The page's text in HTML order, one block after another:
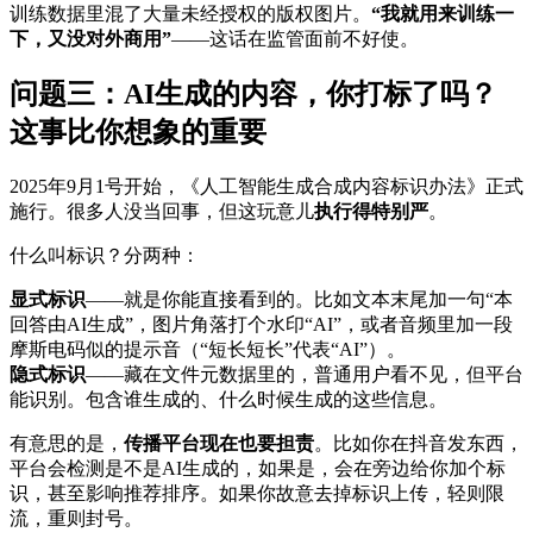
训练数据里混了大量未经授权的版权图片。 “我就用来训练一
下，又没对外商用”——这话在监管面前不好使。
问题三：AI生成的内容，你打标了吗？
这事比你想象的重要
2025年9月1号开始，《人工智能生成合成内容标识办法》正式
施行。很多人没当回事，但这玩意儿执行得特别严。
什么叫标识？分两种：
显式标识——就是你能直接看到的。比如文本末尾加一句“本
回答由AI生成”，图片角落打个水印“AI”，或者音频里加一段
摩斯电码似的提示音（“短长短长”代表“AI”）。
隐式标识——藏在文件元数据里的，普通用户看不见，但平台
能识别。包含谁生成的、什么时候生成的这些信息。
有意思的是， 传播平台现在也要担责。比如你在抖音发东西，
平台会检测是不是AI生成的，如果是，会在旁边给你加个标
识，甚至影响推荐排序。如果你故意去掉标识上传，轻则限
流，重则封号。